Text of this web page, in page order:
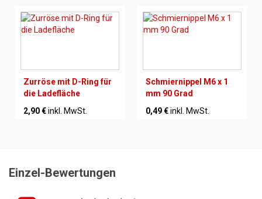
Zurröse mit D-Ring für
die Ladefläche
2,90 €inkl. MwSt.
Schmiernippel M6 x 1
mm 90 Grad
0,49 €inkl. MwSt.
Einzel-Bewertungen